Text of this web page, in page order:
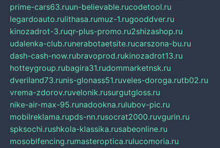
prime-cars63.ruun-believable.rucodetool.ru
legardoauto.rulithasa.rumuz-1.rugooddver.ru
kinozadrot-3.ruqr-plus-promo.ru2shizashop.ru
udalenka-club.runerabotaetsite.rucarszona-bu.ru
dash-cash-now.rubravoprod.rukinozadrot13.ru
hotteygroup.rubagira31.rudommarketnsk.ru
dveriland73.runis-glonass51.ruveles-doroga.rutb02.ru
vrema-zdorov.ruvelonik.rusurgutgloss.ru
nike-air-max-95.runadookna.rulubov-pic.ru
mobilreklama.rupds-nn.rusocrat2000.ruvgurin.ru
spksochi.rushkola-klassika.rusabeonline.ru
mosoblfencing.rumasteroptica.rulucomoria.ru